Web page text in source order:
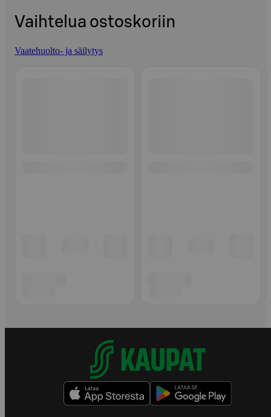
Vaihtelua ostoskoriin
Vaatehuolto- ja säilytys